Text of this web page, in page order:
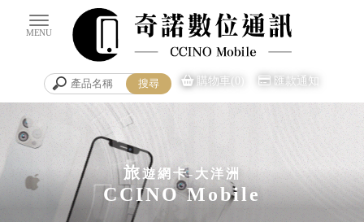
購物車(0) 匯款通知
旅遊網卡-大洋洲